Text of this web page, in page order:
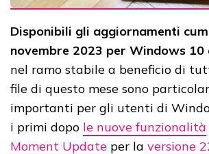
Disponibili gli aggiornamenti
novembre 2023 per Windows 10
nel ramo stabile a beneficio di
file di questo mese sono
importanti per gli utenti di
i primi dopo le nuove funzionalità
Moment Update per la versione